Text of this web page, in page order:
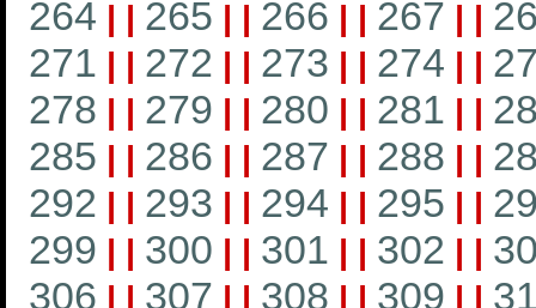
264 | | 265 | | 266 | | 267 | |
271 | | 272 | | 273 | | 274 | |
278 | | 279 | | 280 | | 281 | |
285 | | 286 | | 287 | | 288 | |
292 | | 293 | | 294 | | 295 | |
299 | | 300 | | 301 | | 302 | |
306 | | 307 | | 308 | | 309 | |